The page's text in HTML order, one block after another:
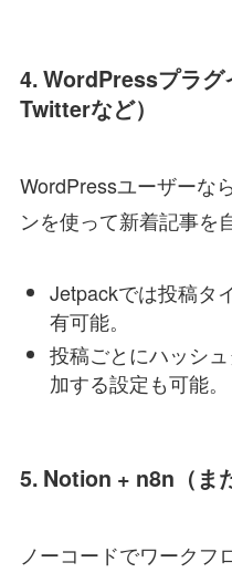
4.WordPressプラ
Twitterなど）
WordPressユーザーな
ンを使って新着記事を
Jetpackでは投稿タ
有可能。
投稿ごとにハッシ
加する設定も可能。
5. Notion + n8n（ま
ノーコードでワークフ